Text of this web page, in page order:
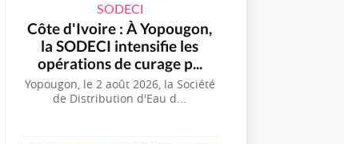
SODECI
Côte d'Ivoire : À Yopougon,
la SODECI intensifie les
opérations de curage p...
Yopougon, le 2 août 2026, la Société
de Distribution d'Eau d...